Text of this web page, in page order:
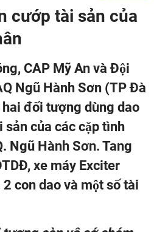
cướp tài sản của
CAP Mỹ An và Đội
Ngũ Hành Sơn (TP Đà
đối tượng dùng dao
sản của các cặp tình
Ngũ Hành Sơn. Tang
xe máy Exciter
con dao và một số tài